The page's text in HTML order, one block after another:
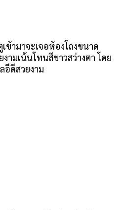
ข้ามาจะเจอห้องโถงขนาด
ามเน้นโทนสีขาวสว่างตา โดย
อีดีสวยงาม